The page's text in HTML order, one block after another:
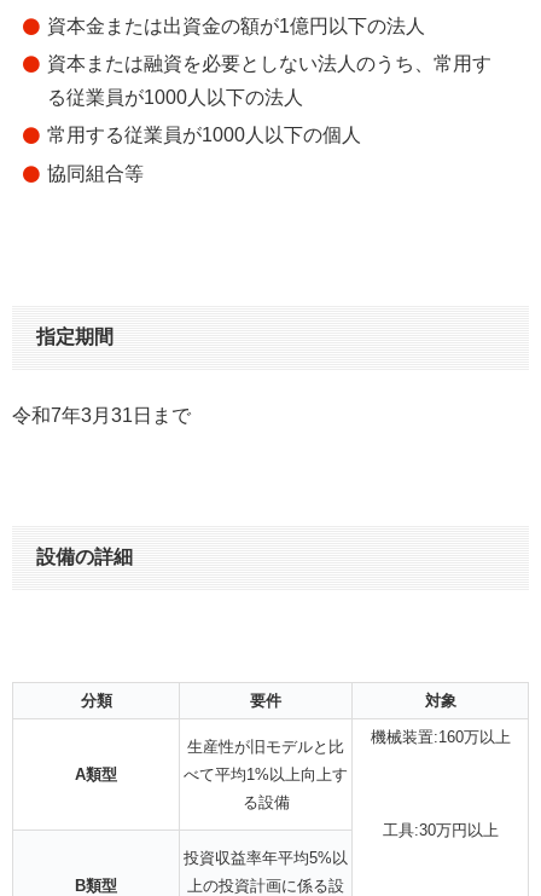
資本金または出資金の額が1億円以下の法人
資本または融資を必要としない法人のうち、常用す
る従業員が1000人以下の法人
常用する従業員が1000人以下の個人
協同組合等
指定期間
令和7年3月31日まで
設備の詳細
分類 要件 対象
A類型
生産性が旧モデルと比
べて平均1%以上向上す
る設備
機械装置:160万以上
工具:30万円以上
B類型
投資収益率年平均5%以
上の投資計画に係る設